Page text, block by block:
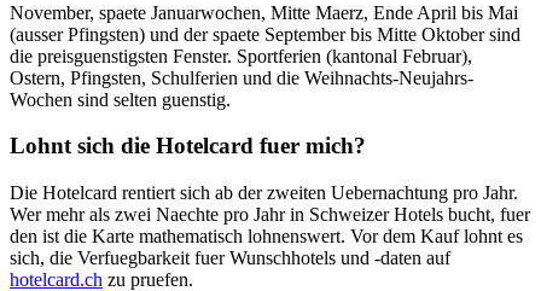
November, spaete Januarwochen, Mitte Maerz, Ende April bis Mai
(ausser Pfingsten) und der spaete September bis Mitte Oktober sind
die preisguenstigsten Fenster. Sportferien (kantonal Februar),
Ostern, Pfingsten, Schulferien und die Weihnachts-Neujahrs-
Wochen sind selten guenstig.
Lohnt sich die Hotelcard fuer mich?
Die Hotelcard rentiert sich ab der zweiten Uebernachtung pro Jahr.
Wer mehr als zwei Naechte pro Jahr in Schweizer Hotels bucht, fuer
den ist die Karte mathematisch lohnenswert. Vor dem Kauf lohnt es
sich, die Verfuegbarkeit fuer Wunschhotels und -daten auf
hotelcard.ch zu pruefen.